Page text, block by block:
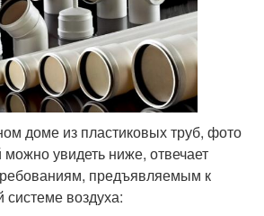
доме из пластиковых труб, фото
можно увидеть ниже, отвечает
предъявляемым к
воздуха: